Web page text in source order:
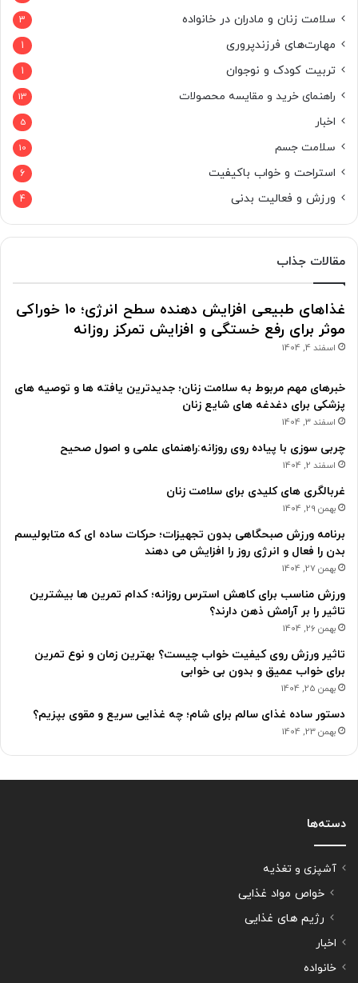
سلامت زنان و مادران در خانواده 3
مهارت‌های فرزندپروری 1
تربیت کودک و نوجوان 1
راهنمای خرید و مقایسه محصولات 13
اخبار 5
سلامت جسم 10
استراحت و خواب باکیفیت 6
ورزش و فعالیت بدنی 4
مقالات جذاب
غذاهای طبیعی افزایش دهنده سطح انرژی؛ 10 خوراکی
موثر برای رفع خستگی و افزایش تمرکز روزانه
اسفند 4, 1404
خبرهای مهم مربوط به سلامت زنان؛ جدیدترین یافته ها و توصیه های
پزشکی برای دغدغه های شایع زنان
اسفند 3, 1404
چربی سوزی با پیاده روی روزانه:راهنمای علمی و اصول صحیح
اسفند 2, 1404
غربالگری های کلیدی برای سلامت زنان
بهمن 29, 1404
برنامه ورزش صبحگاهی بدون تجهیزات؛ حرکات ساده ای که متابولیسم
بدن را فعال و انرژی روز را افزایش می دهند
بهمن 27, 1404
ورزش مناسب برای کاهش استرس روزانه؛ کدام تمرین ها بیشترین
تاثیر را بر آرامش ذهن دارند؟
بهمن 26, 1404
تاثیر ورزش روی کیفیت خواب چیست؟ بهترین زمان و نوع تمرین
برای خواب عمیق و بدون بی خوابی
بهمن 25, 1404
دستور ساده غذای سالم برای شام؛ چه غذایی سریع و مقوی بپزیم؟
بهمن 23, 1404
دسته‌ها
آشپزی و تغذیه
خواص مواد غذایی
رژیم های غذایی
اخبار
خانواده